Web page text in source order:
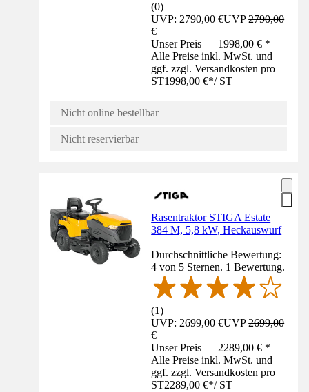
(0)
UVP: 2790,00 €UVP2790,00
€
Unser Preis — 1998,00 € *
Alle Preise inkl. MwSt. und
ggf. zzgl. Versandkosten pro
ST1998,00 €*/ ST
Nicht online bestellbar
Nicht reservierbar
Rasentraktor STIGA Estate
384 M, 5,8 kW, Heckauswurf
Durchschnittliche Bewertung:
4 von 5 Sternen. 1 Bewertung.
(1)
UVP: 2699,00 €UVP2699,00
€
Unser Preis — 2289,00 € *
Alle Preise inkl. MwSt. und
ggf. zzgl. Versandkosten pro
ST2289,00 €*/ ST